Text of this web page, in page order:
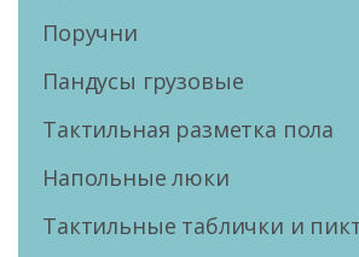
Поручни
Пандусы грузовые
Тактильная разметка пола
Напольные люки
Тактильные таблички и